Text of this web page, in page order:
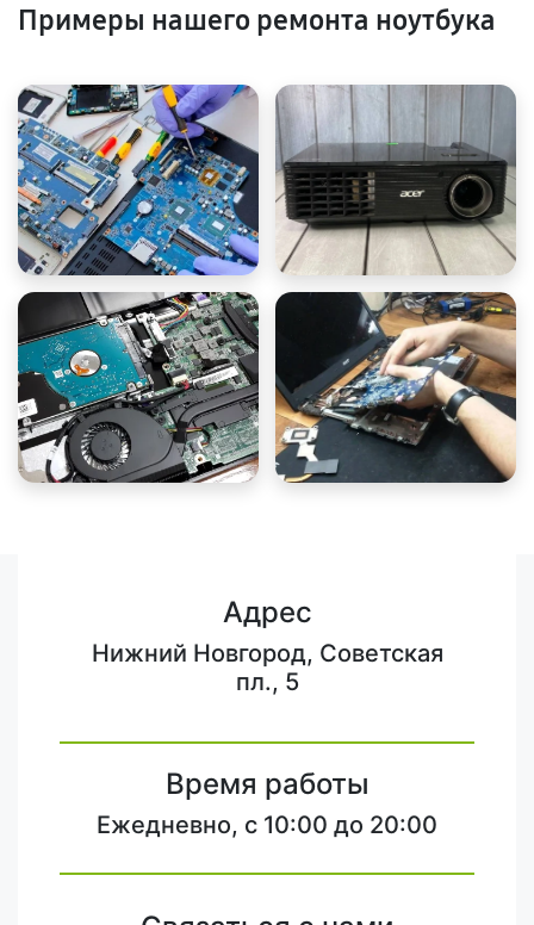
Примеры нашего ремонта ноутбука
Адрес
Нижний Новгород, Советская
пл., 5
Время работы
Ежедневно, с 10:00 до 20:00